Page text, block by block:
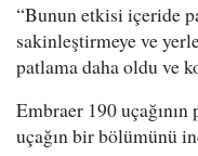
“Bunun etkisi içeride
sakinleştirmeye ve
patlama daha oldu ve
Embraer 190
uçağın bir bölümünü